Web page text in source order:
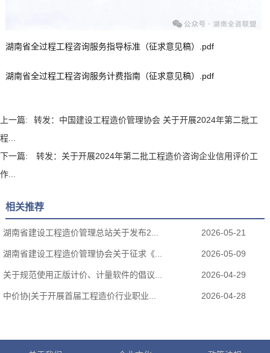
湖南省全过程工程咨询服务指导标准（征求意见稿）.pdf
湖南省全过程工程咨询服务计费指南（征求意见稿）.pdf
上一篇:
转发：中国建设工程造价管理协会 关于开展2024年第二批工
程...
下一篇:
转发：关于开展2024年第二批工程造价咨询企业信用评价工
作...
相关推荐
湖南省建设工程造价管理总站关于发布2... 2026-05-21
湖南省建设工程造价管理协会关于征求《... 2026-05-09
关于规范使用正版计价、计量软件的倡议... 2026-04-29
中价协|关于开展首届工程造价行业职业... 2026-04-28